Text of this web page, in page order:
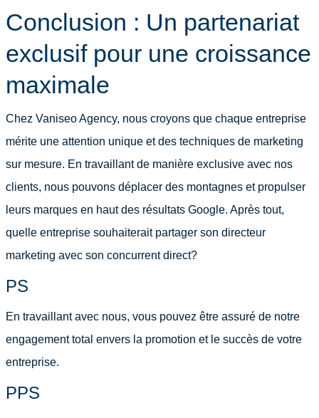
Conclusion : Un partenariat
exclusif pour une croissance
maximale
Chez Vaniseo Agency, nous croyons que chaque entreprise
mérite une attention unique et des techniques de marketing
sur mesure. En travaillant de manière exclusive avec nos
clients, nous pouvons déplacer des montagnes et propulser
leurs marques en haut des résultats Google. Après tout,
quelle entreprise souhaiterait partager son directeur
marketing avec son concurrent direct?
PS
En travaillant avec nous, vous pouvez être assuré de notre
engagement total envers la promotion et le succès de votre
entreprise.
PPS